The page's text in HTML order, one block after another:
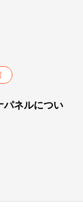
パネルについ